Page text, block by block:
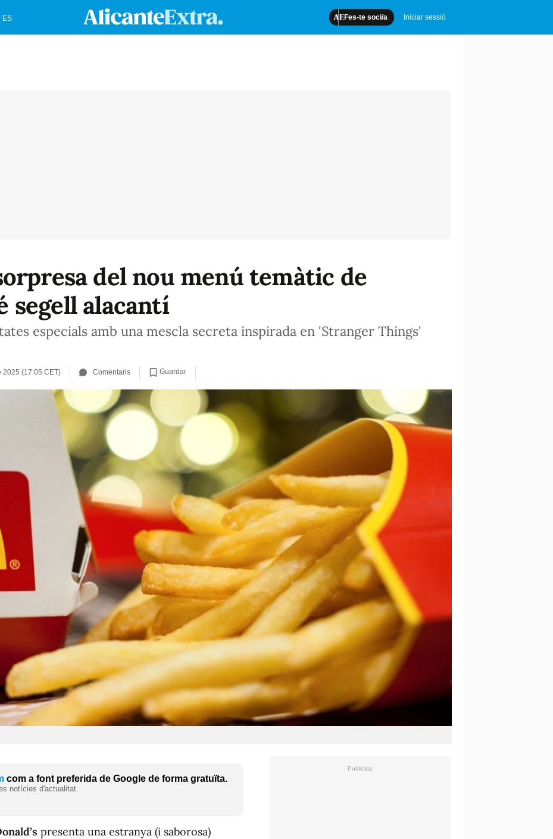
Fes-te soci/a Iniciar sessió
ES
del nou menú temàtic de
segell alacantí
especials amb una mescla secreta inspirada en 'Stranger Things'
2025 (17:05 CET) Comentaris Guardar
com a font preferida de Google de forma gratuïta.
notícies d'actualitat.
presenta una estranya (i saborosa)